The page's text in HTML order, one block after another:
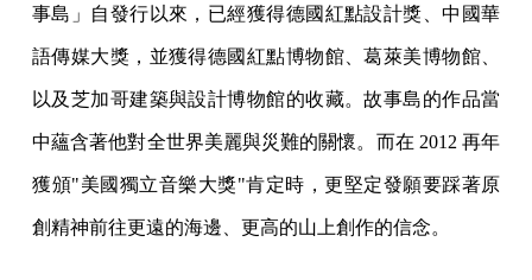
事島」自發行以來，已經獲得德國紅點設計獎、中國華
語傳媒大獎，並獲得德國紅點博物館、葛萊美博物館、
以及芝加哥建築與設計博物館的收藏。故事島的作品當
中蘊含著他對全世界美麗與災難的關懷。而在 2012 再年
獲頒"美國獨立音樂大獎"肯定時，更堅定發願要踩著原
創精神前往更遠的海邊、更高的山上創作的信念。